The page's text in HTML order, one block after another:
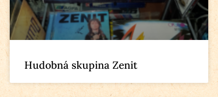
Hudobná skupina Zenit